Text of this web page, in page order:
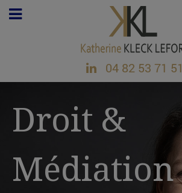
04 82 53 71 51
Droit &
Médiation